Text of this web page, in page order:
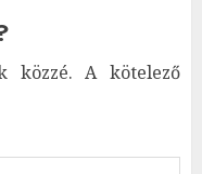
közzé. A kötelező